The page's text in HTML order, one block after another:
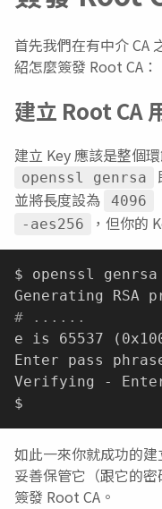
首先我們在有中介 CA
紹怎麼簽發 Root CA：
建立 Root CA
建立 Key 應該是整個
openssl genrsa
並將長度設為
4096
-aes256 ，但你的
$ openssl
# ......
e is 65537
(
Enter pass
Verifying -
如此一來你就成功的
妥善保管它（跟它的
簽發 Root CA。